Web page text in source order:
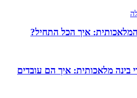
איך הכל התחיל?
בינה מלאכותית: איך הם עובדים